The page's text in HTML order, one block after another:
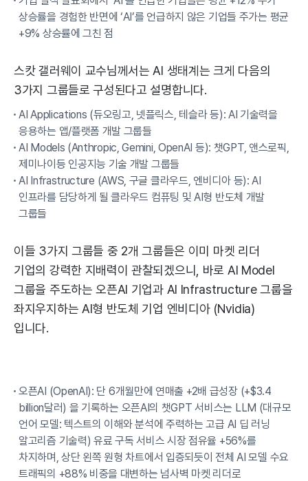
상승률을 경험한 반면에 ‘AI’를 언급하지 않은 기업들 주가는 평균
+9% 상승률에 그친 점
스캇 갤러웨이 교수님께서는 AI 생태계는 크게 다음의
3가지 그룹들로 구성된다고 설명합니다.
AI Applications (듀오링고, 넷플릭스, 테슬라 등): AI 기술력을
응용하는 앱/플랫폼 개발 그룹들
AI Models (Anthropic, Gemini, OpenAI 등): 챗GPT, 앤스로픽,
제미나이등 인공지능 기술 개발 그룹들
AI Infrastructure (AWS, 구글 클라우드, 엔비디아 등): AI
인프라를 담당하게 될 클라우드 컴퓨팅 및 AI형 반도체 개발
그룹들
이들 3가지 그룹들 중 2개 그룹들은 이미 마켓 리더
기업의 강력한 지배력이 관찰되겠으니, 바로 AI Model
그룹을 주도하는 오픈AI 기업과 AI Infrastructure 그룹을
좌지우지하는 AI형 반도체 기업 엔비디아 (Nvidia)
입니다.
오픈AI (OpenAI): 단 6개월만에 연매출 +2배 급성장 (+$3.4
billion달러) 을 기록하는 오픈AI의 챗GPT 서비스는 LLM (대규모
언어 모델: 텍스트의 이해와 분석에 주력하는 고급 AI 딥 러닝
알고리즘 기술력) 유료 구독 서비스 시장 점유율 +56%를
차지하며, 상단 왼쪽 원형 차트에서 입증되듯이 전체 AI 모델 수요
트래픽의 +88% 비중을 대변하는 넘사벽 마켓 리더로